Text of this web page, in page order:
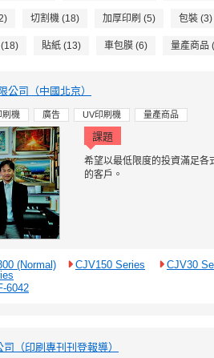
切割機 (18) 加厚印刷 (5) 包裝 (3)
貼紙 (13) 車包膜 (6) 量產商品
公司（中國北京）
刷機 廣告 UV印刷機 量產商品
課題
希望以最低限度的投資滿足各
的客戶。
(Normal)
CJV150 Series CJV30
6042
（印刷專刊刊登報導）